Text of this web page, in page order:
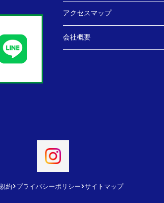
アクセスマップ
会社概要
約 プライバシーポリシー サイトマップ